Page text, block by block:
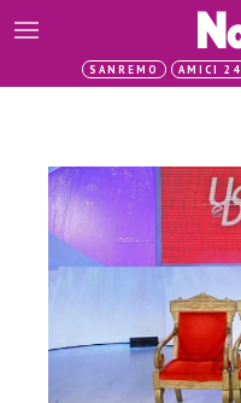
SANREMO AMICI 24